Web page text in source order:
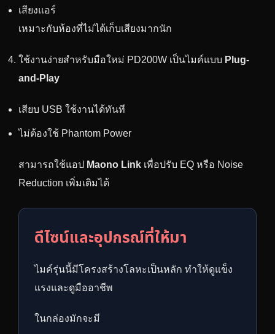
เสียงแอร์
เหมาะกับห้องที่ไม่ได้เก็บเสียงมากนัก
ใช้งานง่ายสำหรับมือใหม่ PD200W เป็นไมค์แบบ Plug-
and-Play
เสียบ USB ใช้งานได้ทันที
ไม่ต้องใช้ Phantom Power
สามารถใช้แอป Maono Link เพื่อปรับ EQ หรือ Noise
Reduction เพิ่มเติมได้
ดีไซน์และอุปกรณ์ที่ให้มา
ไมค์รุ่นนี้มีโครงสร้างโลหะเป็นหลัก ทำให้ดูแข็ง
แรงและดูมืออาชีพ
ในกล่องมักจะมี